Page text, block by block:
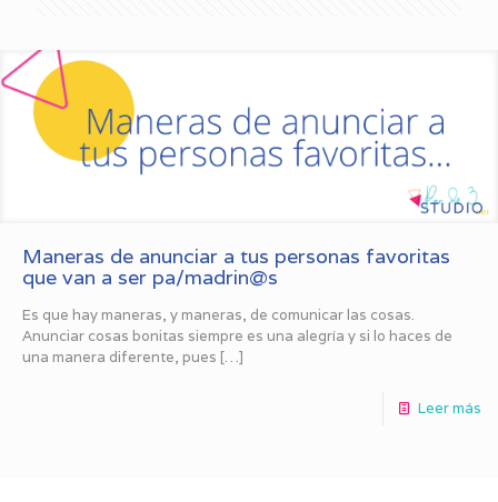
Maneras de anunciar a tus personas favoritas
que van a ser pa/madrin@s
Es que hay maneras, y maneras, de comunicar las cosas.
Anunciar cosas bonitas siempre es una alegría y si lo haces de
una manera diferente, pues […]
Leer más